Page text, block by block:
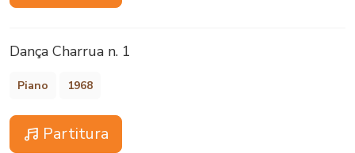
Dança Charrua n. 1
Piano 1968
Partitura